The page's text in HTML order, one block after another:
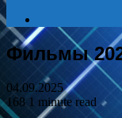
for
Фильмы
04.09.2025
168 1 minute read